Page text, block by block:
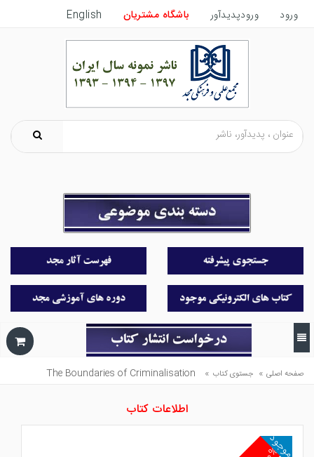
ورود ورودپدیدآور باشگاه مشتریان English
صفحه اصلی » جستوی کتاب »
The Boundaries of Criminalisation
اطلاعات کتاب
موجود